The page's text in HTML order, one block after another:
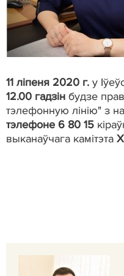
11 ліпеня 2020 г. у
12.00 гадзін будзе
тэлефонную лінію" з
тэлефоне 6 80 15
выканаўчага камітэта